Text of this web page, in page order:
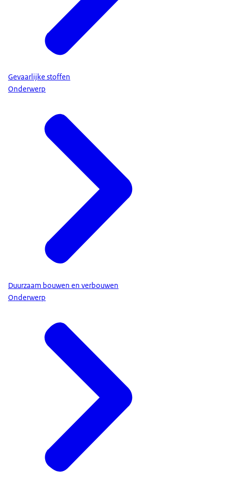
Gevaarlijke stoffen
Onderwerp
Duurzaam bouwen en verbouwen
Onderwerp